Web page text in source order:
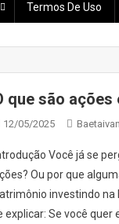
Termos De Uso
que são
12/05/2025
Você já se
Ou por que
investindo na
explicar: Se você quer